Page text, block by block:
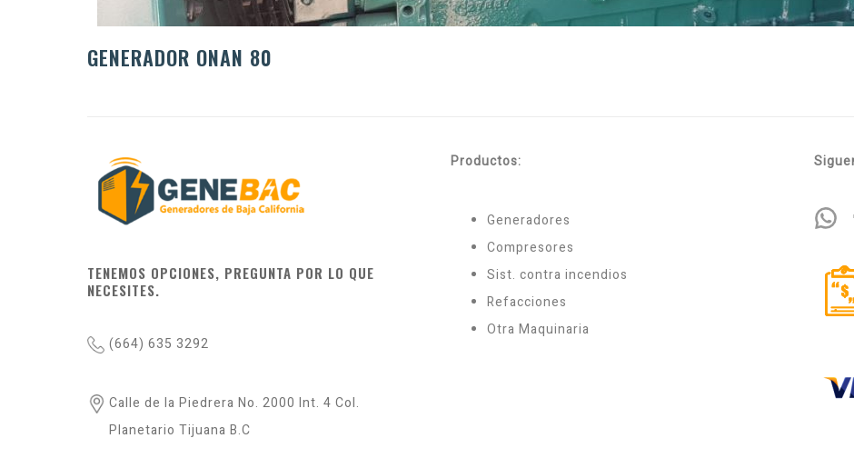
GENERADOR ONAN 80
TENEMOS OPCIONES, PREGUNTA POR LO QUE
NECESITES.
(664) 635 3292
Calle de la Piedrera No. 2000 Int. 4 Col.
Planetario Tijuana B.C
Productos:
Generadores
Compresores
Sist. contra incendios
Refacciones
Otra Maquinaria